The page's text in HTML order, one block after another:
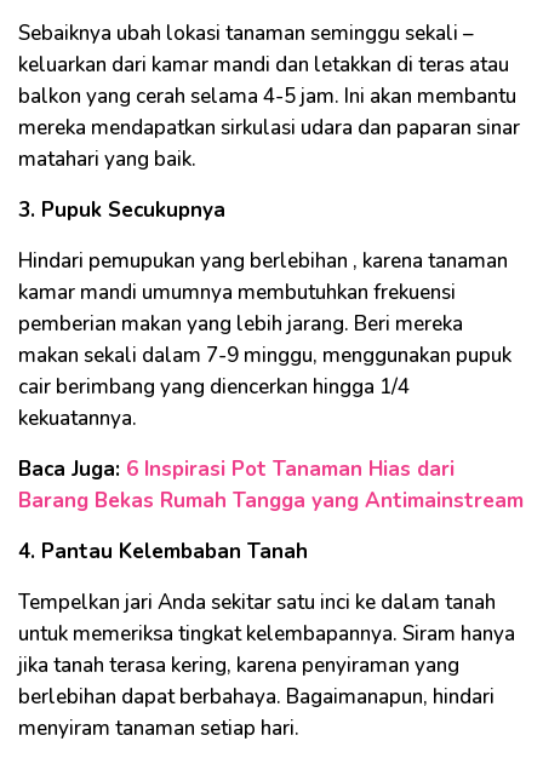
Sebaiknya ubah lokasi tanaman seminggu sekali –
keluarkan dari kamar mandi dan letakkan di teras atau
balkon yang cerah selama 4-5 jam. Ini akan membantu
mereka mendapatkan sirkulasi udara dan paparan sinar
matahari yang baik.
3. Pupuk Secukupnya
Hindari pemupukan yang berlebihan , karena tanaman
kamar mandi umumnya membutuhkan frekuensi
pemberian makan yang lebih jarang. Beri mereka
makan sekali dalam 7-9 minggu, menggunakan pupuk
cair berimbang yang diencerkan hingga 1/4
kekuatannya.
Baca Juga: 6 Inspirasi Pot Tanaman Hias dari
Barang Bekas Rumah Tangga yang Antimainstream
4. Pantau Kelembaban Tanah
Tempelkan jari Anda sekitar satu inci ke dalam tanah
untuk memeriksa tingkat kelembapannya. Siram hanya
jika tanah terasa kering, karena penyiraman yang
berlebihan dapat berbahaya. Bagaimanapun, hindari
menyiram tanaman setiap hari.